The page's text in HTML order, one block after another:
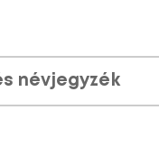
névjegyzék